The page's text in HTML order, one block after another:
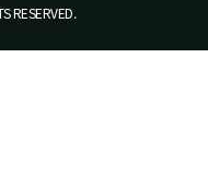
RESERVED.